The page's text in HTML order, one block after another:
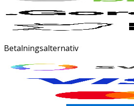
Betalningsalternativ